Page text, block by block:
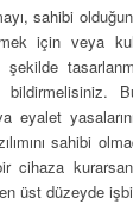
sahibi
için veya
bildirmelisiniz.
eyalet
sahibi
cihaza
üst düzeyde